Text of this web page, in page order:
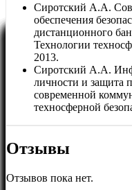
Сиротский А.А.
обеспечения
дистанционного
Технологии
2013.
Сиротский А.А.
личности и защита
современной
техносферной
Отзывы
Отзывов пока нет.